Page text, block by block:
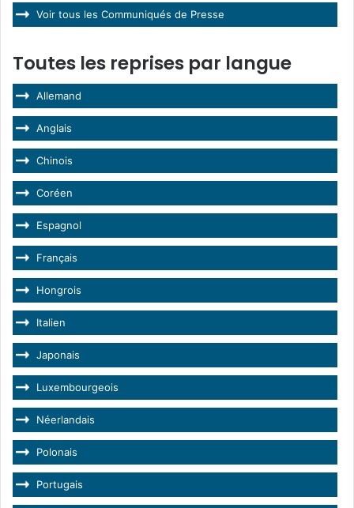
Voir tous les Communiqués de Presse
Toutes les reprises par langue
Allemand
Anglais
Chinois
Coréen
Espagnol
Français
Hongrois
Italien
Japonais
Luxembourgeois
Néerlandais
Polonais
Portugais